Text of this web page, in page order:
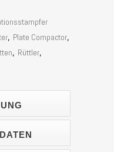
, Plate Compactor,
, Rüttler,